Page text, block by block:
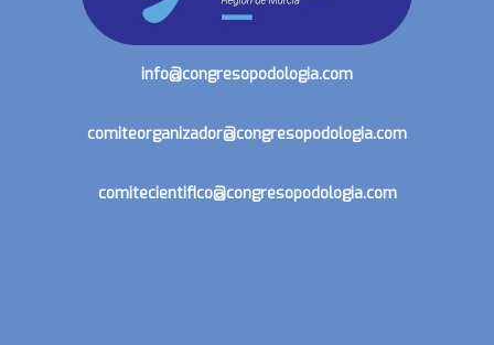
info@congresopodologia.com
comiteorganizador@congresopodologia.com
comitecientifico@congresopodologia.com